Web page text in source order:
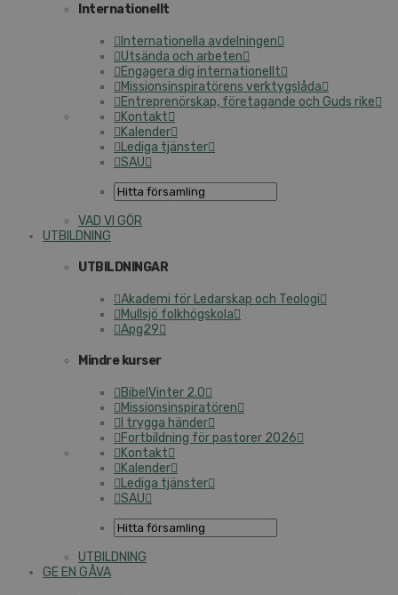
Internationellt
Internationella avdelningen
Utsända och arbeten
Engagera dig internationellt
Missionsinspiratörens verktygslåda
Entreprenörskap, företagande och Guds rike
Kontakt
Kalender
Lediga tjänster
SAU
VAD VI GÖR
UTBILDNING
UTBILDNINGAR
Akademi för Ledarskap och Teologi
Mullsjö folkhögskola
Apg29
Mindre kurser
BibelVinter 2.0
Missionsinspiratören
I trygga händer
Fortbildning för pastorer 2026
Kontakt
Kalender
Lediga tjänster
SAU
UTBILDNING
GE EN GÅVA